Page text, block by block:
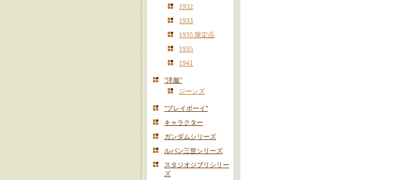
1932
1933
1935 限定品
1935
1941
"洋服"
ジーンズ
"プレイボーイ"
キャラクター
ガンダムシリーズ
ルパン三世シリーズ
スタジオジブリシリー
ズ